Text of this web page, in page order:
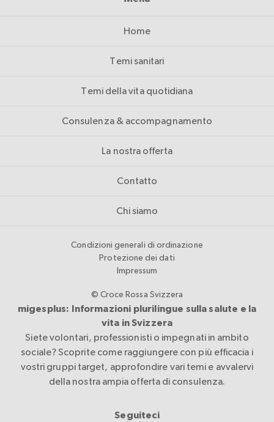
Home
Temi sanitari
Temi della vita quotidiana
Consulenza & accompagnamento
La nostra offerta
Contatto
Chi siamo
Condizioni generali di ordinazione
Protezione dei dati
Impressum
© Croce Rossa Svizzera
migesplus: Informazioni plurilingue sulla salute e la
vita in Svizzera
Siete volontari, professionisti o impegnati in ambito
sociale? Scoprite come raggiungere con più efficacia i
vostri gruppi target, approfondire vari temi e avvalervi
della nostra ampia offerta di consulenza.
Seguiteci